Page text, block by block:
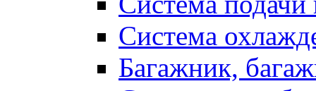
Система
Багажник,